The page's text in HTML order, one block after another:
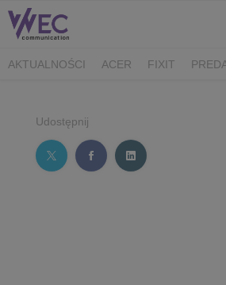
AKTUALNOŚCI ACER FIXIT
Udostępnij